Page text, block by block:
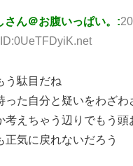
さん＠お腹いっぱい。:
う駄目だね
った自分と疑いをわざ
考えちゃう辺りでもう頭
正気に戻れないだろう